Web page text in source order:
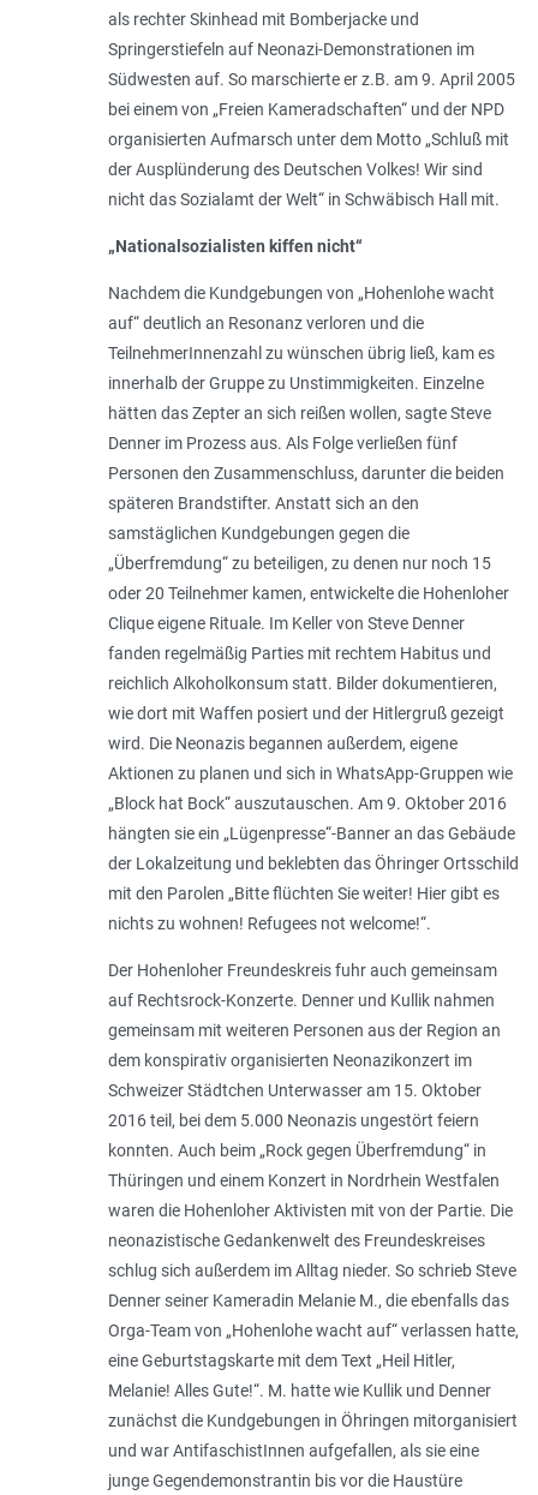
als rechter Skinhead mit Bomberjacke und
Springerstiefeln auf Neonazi-Demonstrationen im
Südwesten auf. So marschierte er z.B. am 9. April 2005
bei einem von „Freien Kameradschaften“ und der NPD
organisierten Aufmarsch unter dem Motto „Schluß mit
der Ausplünderung des Deutschen Volkes! Wir sind
nicht das Sozialamt der Welt“ in Schwäbisch Hall mit.
„Nationalsozialisten kiffen nicht“
Nachdem die Kundgebungen von „Hohenlohe wacht
auf“ deutlich an Resonanz verloren und die
TeilnehmerInnenzahl zu wünschen übrig ließ, kam es
innerhalb der Gruppe zu Unstimmigkeiten. Einzelne
hätten das Zepter an sich reißen wollen, sagte Steve
Denner im Prozess aus. Als Folge verließen fünf
Personen den Zusammenschluss, darunter die beiden
späteren Brandstifter. Anstatt sich an den
samstäglichen Kundgebungen gegen die
„Überfremdung“ zu beteiligen, zu denen nur noch 15
oder 20 Teilnehmer kamen, entwickelte die Hohenloher
Clique eigene Rituale. Im Keller von Steve Denner
fanden regelmäßig Parties mit rechtem Habitus und
reichlich Alkoholkonsum statt. Bilder dokumen­tieren,
wie dort mit Waffen posiert und der Hitlergruß gezeigt
wird. Die Neonazis begannen außerdem, eigene
Aktionen zu planen und sich in WhatsApp-Gruppen wie
„Block hat Bock“ auszutauschen. Am 9. Oktober 2016
hängten sie ein „Lügenpresse“­-Banner an das Gebäude
der Lokalzeitung und beklebten das Öhringer Ortsschild
mit den Parolen „Bitte flüchten Sie weiter! Hier gibt es
nichts zu wohnen! Refugees not welcome!“.
Der Hohenloher Freundeskreis fuhr auch gemeinsam
auf Rechtsrock-Konzerte. Denner und Kullik nahmen
gemeinsam mit weiteren Personen aus der Region an
dem konspirativ organisierten Neonazikonzert im
Schweizer Städtchen Unterwasser am 15. Oktober
2016 teil, bei dem 5.000 Neonazis ungestört feiern
konnten. Auch beim „Rock gegen Überfremdung“ in
Thüringen und einem Konzert in Nordrhein­ Westfalen
waren die Hohenloher Aktivisten mit von der Partie. Die
neonazistische Gedankenwelt des Freundeskreises
schlug sich außerdem im Alltag nieder. So schrieb Steve
Denner seiner Kameradin Melanie M., die ebenfalls das
Orga-Team von „Hohenlohe wacht auf“ verlassen hatte,
eine Geburtstagskarte mit dem Text „Heil Hitler,
Melanie! Alles Gute!“. M. hatte wie Kullik und Denner
zunächst die Kundgebungen in Öhringen mitorganisiert
und war AntifaschistInnen aufgefallen, als sie eine
junge Gegendemonstrantin bis vor die Haustüre